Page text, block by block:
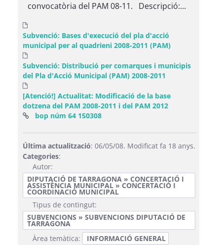
convocatòria del PAM 08-11. Descripció:...
Subvenció: Bases d'execució del pla d'acció
municipal per al quadrieni 2008-2011 (PAM)
Subvenció: Distribució per comarques i municipis
del Pla d'Acció Municipal (PAM) 2008-2011
[Atenció!] Actualitat: Modificació de la base
dotzena del PAM 2008-2011 i del PAM 2012
bop núm 64 150308(Obre una finestra nova)
Última actualització: 06/05/08. Modificat fa 18 anys.
Categories:
Autor:
DIPUTACIÓ DE TARRAGONA » CONCERTACIÓ I
ASSISTÈNCIA MUNICIPAL » CONCERTACIÓ I
COORDINACIÓ MUNICIPAL
Tipus de contingut:
SUBVENCIONS » SUBVENCIONS DIPUTACIÓ DE
TARRAGONA
Àrea temàtica:
INFORMACIÓ GENERAL